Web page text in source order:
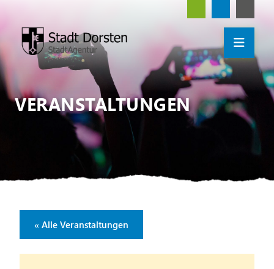
VERANSTALTUNGEN
« Alle Veranstaltungen